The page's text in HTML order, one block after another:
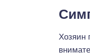
Хозяин